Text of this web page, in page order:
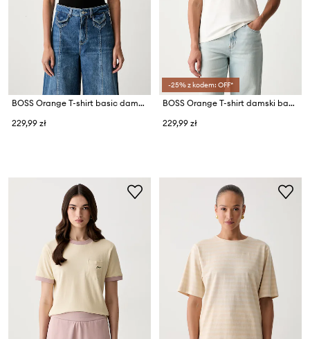
BOSS Orange T-shirt basic damski z bawełną C_Espia_1
229,99 zł
-25% z kodem: OFF*
BOSS Orange T-shirt damski bawełniany C_Elove_5
229,99 zł